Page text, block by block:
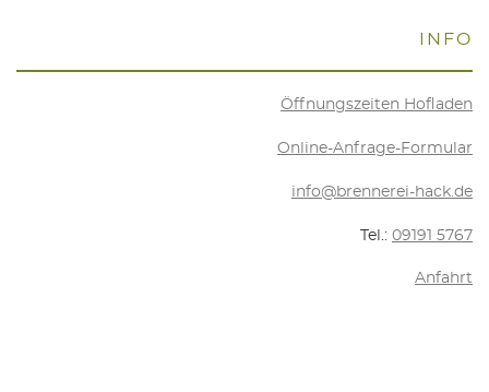
INFO
Öff­nungs­zei­ten Hofladen
Online-Anfra­ge-For­mu­lar
info@brennerei-hack.de
Tel.: 09191 5767
Anfahrt